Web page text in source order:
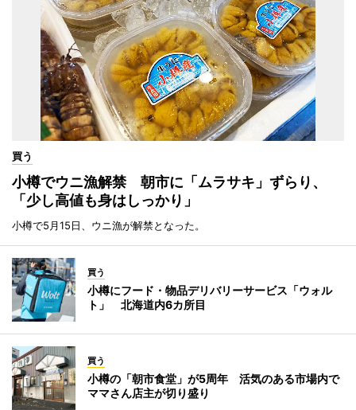
買う
小樽でウニ漁解禁 朝市に「ムラサキ」ずらり、
「少し高値も身はしっかり」
小樽で5月15日、ウニ漁が解禁となった。
買う
小樽にフード・物品デリバリーサービス「ウォル
ト」 北海道内6カ所目
買う
小樽の「朝市食堂」が5周年 活気のある市場内で
ママさん店主が切り盛り